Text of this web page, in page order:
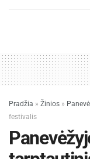
Pradžia » Žinios »
festivalis